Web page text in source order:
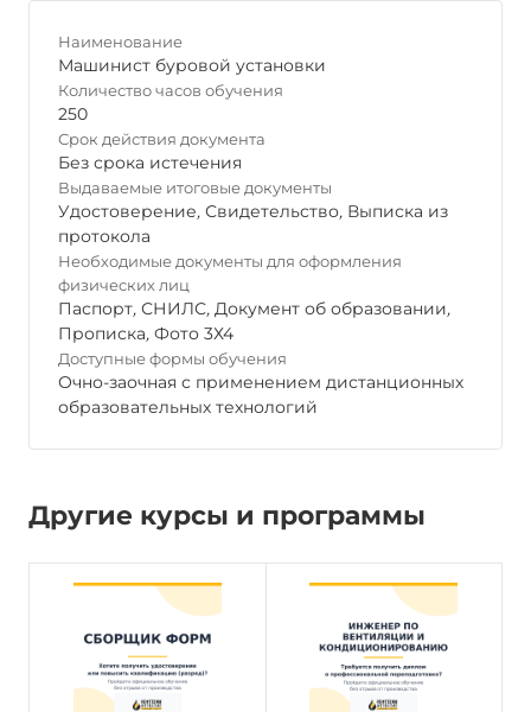
Наименование
Машинист буровой установки
Количество часов обучения
250
Срок действия документа
Без срока истечения
Выдаваемые итоговые документы
Удостоверение, Свидетельство, Выписка из
протокола
Необходимые документы для оформления
физических лиц
Паспорт, СНИЛС, Документ об образовании,
Прописка, Фото 3Х4
Доступные формы обучения
Очно-заочная с применением дистанционных
образовательных технологий
Другие курсы и программы